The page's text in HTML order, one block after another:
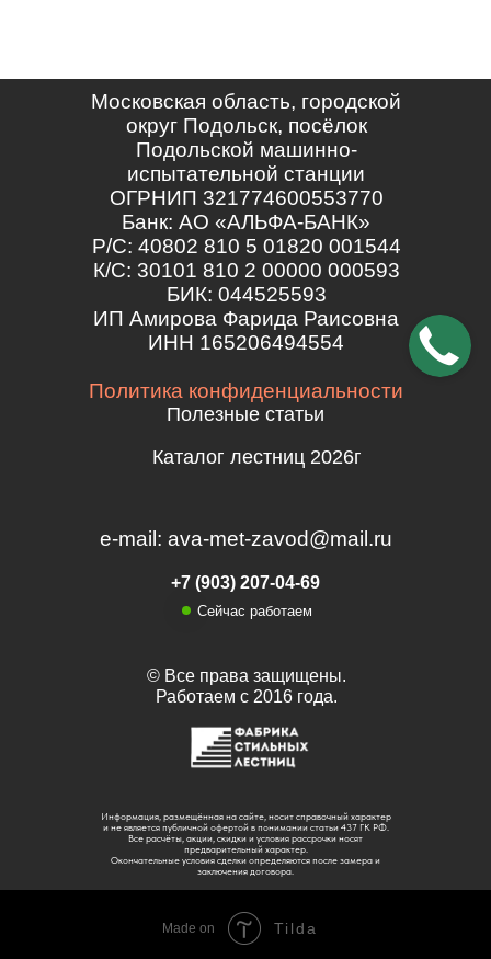
© Все права защищены.
Работаем с 2016 года.
Информация, размещённая на сайте, носит справочный характер
и не является публичной офертой в понимании статьи 437 ГК РФ.
Все расчёты, акции, скидки и условия рассрочки носят
предварительный характер.
Окончательные условия сделки определяются после замера и
заключения договора.
Сейчас работаем
Московская область, городской
округ Подольск, посёлок
Подольской машинно-
испытательной станции
ОГРНИП 321774600553770
Банк: АО «АЛЬФА-БАНК»
Р/С: 40802 810 5 01820 001544
К/С: 30101 810 2 00000 000593
БИК: 044525593
ИП Амирова Фарида Раисовна
ИНН 165206494554
Политика конфиденциальности
Полезные статьи
Каталог лестниц 2026г
e-mail: ava-met-zavod@mail.ru
+7 (903) 207-04-69
Made on Tilda